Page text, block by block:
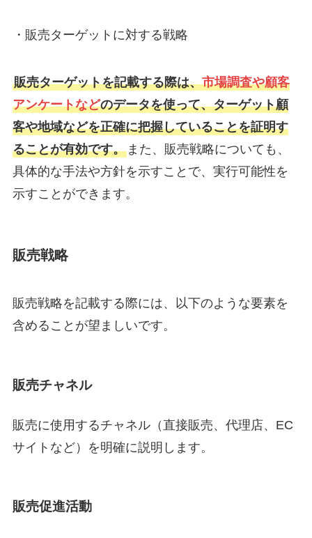
・販売ターゲットに対する戦略
販売ターゲットを記載する際は、市場調査や顧客
アンケートなどのデータを使って、ターゲット顧
客や地域などを正確に把握していることを証明す
ることが有効です。また、販売戦略についても、
具体的な手法や方針を示すことで、実行可能性を
示すことができます。
販売戦略
販売戦略を記載する際には、以下のような要素を
含めることが望ましいです。
販売チャネル
販売に使用するチャネル（直接販売、代理店、EC
サイトなど）を明確に説明します。
販売促進活動